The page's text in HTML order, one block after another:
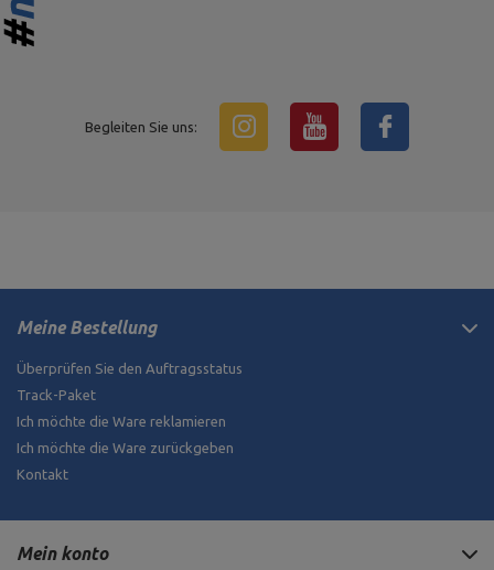
Begleiten Sie uns:
Meine Bestellung
Überprüfen Sie den Auftragsstatus
Track-Paket
Ich möchte die Ware reklamieren
Ich möchte die Ware zurückgeben
Kontakt
Mein konto